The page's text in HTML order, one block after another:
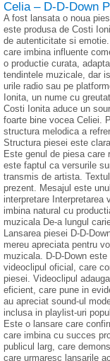
Celia – D-D-Down
A fost lansata o noua
este produsa de Costi
de autenticitate si
care imbina influente
o productie curata,
tendintele muzicale, dar
urile radio sau pe
Ionita, un nume cu
Costi Ionita aduce un
foarte bine vocea Celiei.
structura melodica a
Structura piesei este
Este genul de piesa care
este faptul ca versurile
transmis de artista.
prezent. Mesajul este
interpretare
imbina natural cu
muzicala De-a lungul
Lansarea piesei D-D-
mereu apreciata pentru
muzicala. D-D-Down
videoclipul oficial, care
piesei. Videoclipul
eficient, care pune in
au apreciat sound-ul
inclusa in playlist-uri
Este o lansare care
care imbina cu succes
publicul larg, care
care urmaresc lansarile